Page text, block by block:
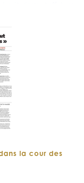
la cour des